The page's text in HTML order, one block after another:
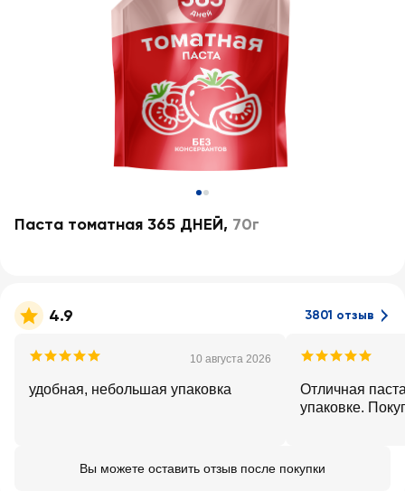
Паста томатная 365 ДНЕЙ, 70г
4.9 3801 отзыв
10 августа 2026
удобная, небольшая упаковка
Отличная
упаковке.
Вы можете оставить отзыв после покупки